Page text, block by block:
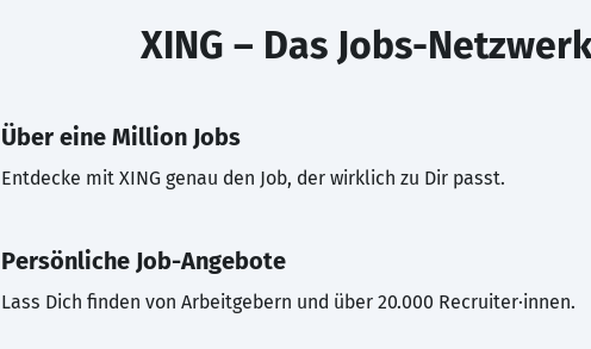
XING – Das Jobs-
Über eine Million Jobs
Entdecke mit XING genau den Job, der wirklich zu Dir passt.
Persönliche Job-Angebote
Lass Dich finden von Arbeitgebern und über 20.000 Recruiter·innen.